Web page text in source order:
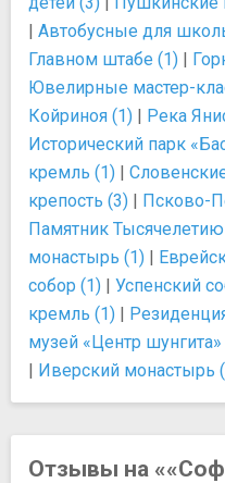
| Автобусные для
Главном штабе (1) |
Ювелирные мастер-
Койриноя (1) | Река
Исторический парк
кремль (1) |
крепость (3) | Псково-
Памятник
монастырь (1) |
собор (1) | Успенский
кремль (1) |
музей «Центр шунгита»
| Иверский монастырь
Отзывы на